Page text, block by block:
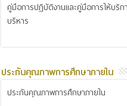
คู่มือการปฏิบัติงานและคู่มือการให้บริ
บริหาร
ประกันคุณภาพการศึกษาภายใน
ประกันคุณภาพการศึกษาภายใน